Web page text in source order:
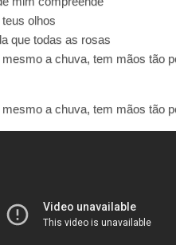
olhos
que todas as rosas
a chuva, tem mãos tão
a chuva, tem mãos tão